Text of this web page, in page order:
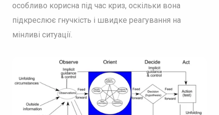
особливо корисна під час криз, оскільки вона
підкреслює гнучкість і швидке реагування на
мінливі ситуації.